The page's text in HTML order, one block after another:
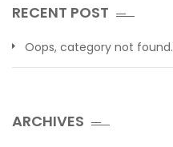
RECENT POST
Oops, category not found.
ARCHIVES